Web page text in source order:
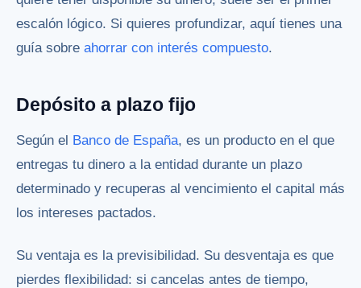
escalón lógico. Si quieres profundizar, aquí tienes una
guía sobre ahorrar con interés compuesto.
Depósito a plazo fijo
Según el Banco de España, es un producto en el que
entregas tu dinero a la entidad durante un plazo
determinado y recuperas al vencimiento el capital más
los intereses pactados.
Su ventaja es la previsibilidad. Su desventaja es que
pierdes flexibilidad: si cancelas antes de tiempo,